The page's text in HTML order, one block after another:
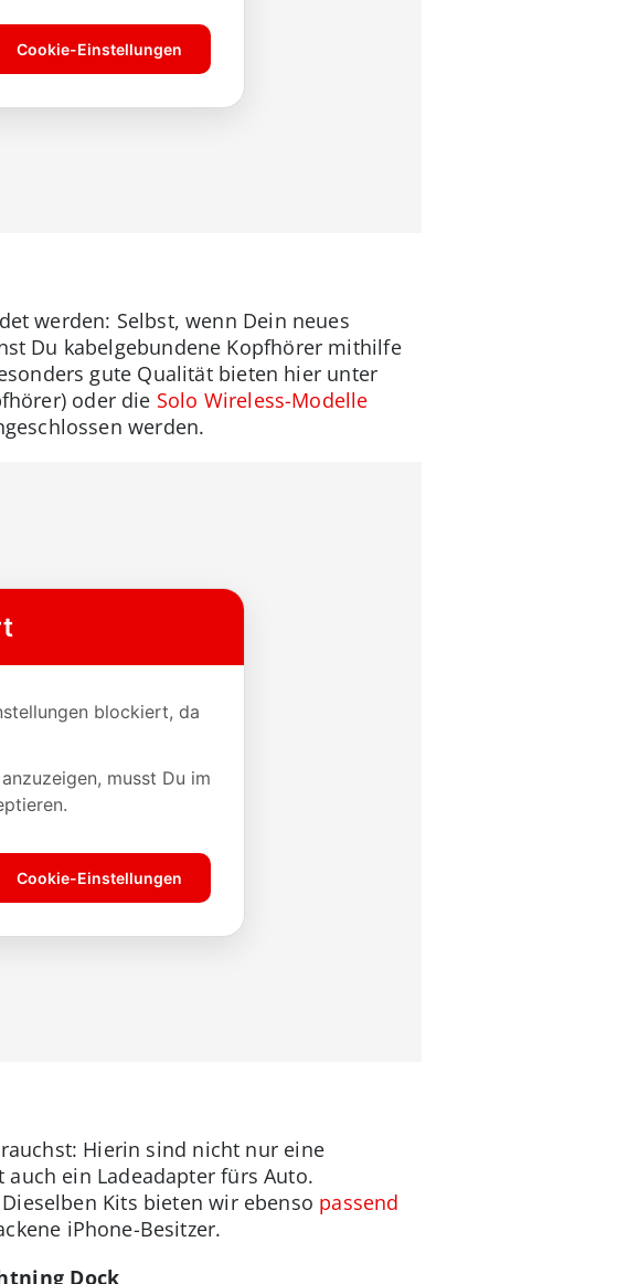
werden: Selbst, wenn Dein neues
Du kabelgebundene Kopfhörer mithilfe
gute Qualität bieten hier unter
oder die Solo Wireless-Modelle
werden.
Hierin sind nicht nur eine
ein Ladeadapter fürs Auto.
Kits bieten wir ebenso passend
iPhone-Besitzer.
Dock